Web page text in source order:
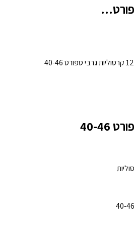
12 קרסוליות גרבי ספורט 40-46